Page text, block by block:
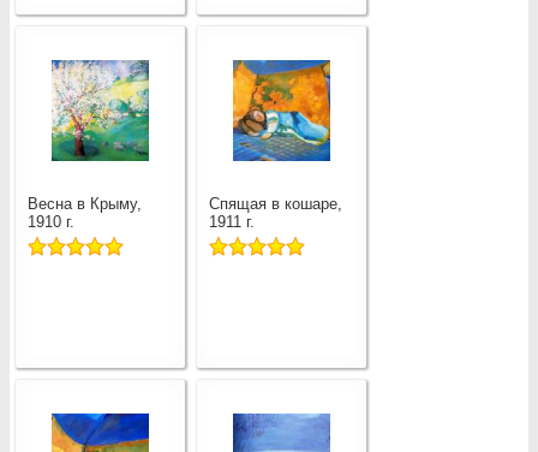
Весна в Крыму,
1910 г.
Спящая в кошаре,
1911 г.